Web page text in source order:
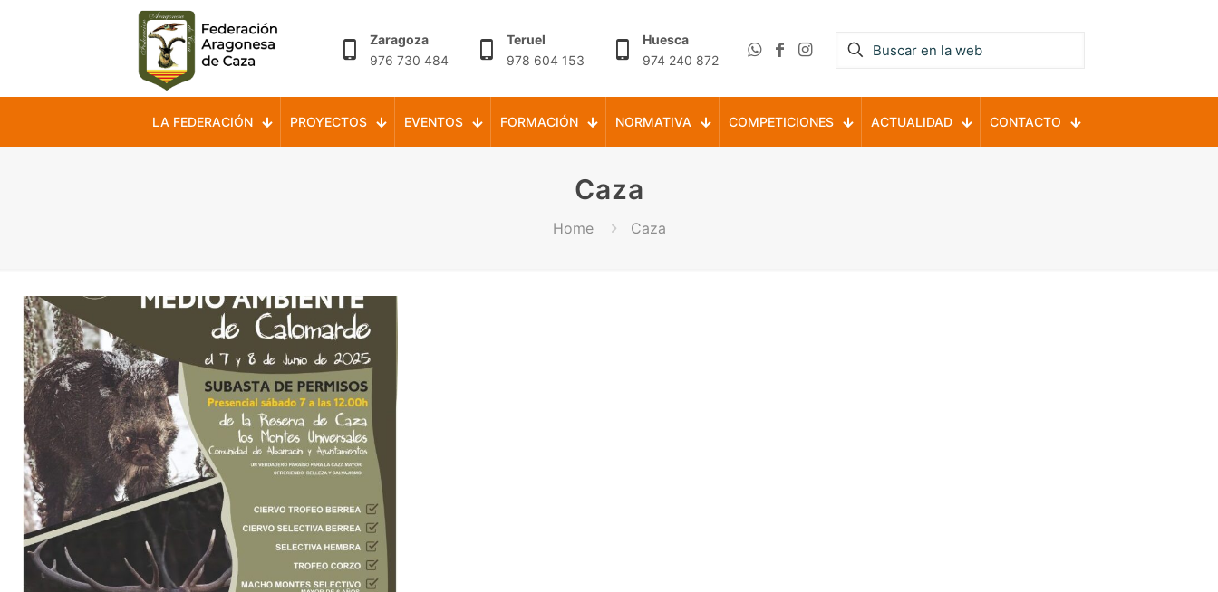
Zaragoza
976 730 484
Teruel
978 604 153
Huesca
974 240 872
LA FEDERACIÓN PROYECTOS EVENTOS FORMACIÓN NORMATIVA COMPETICIONES ACTUALIDAD CONTACTO
Caza
Home Caza